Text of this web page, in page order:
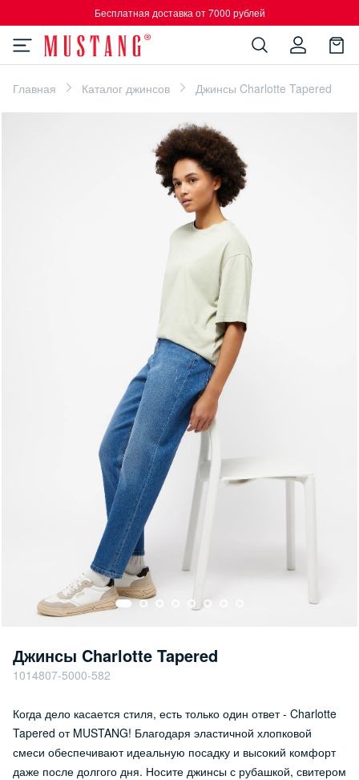
Бесплатная доставка от 7000 рублей
Главная Каталог джинсов Джинсы Charlotte Tapered
Джинсы Charlotte Tapered
1014807-5000-582
Когда дело касается стиля, есть только один ответ - Charlotte
Tapered от MUSTANG! Благодаря эластичной хлопковой
смеси обеспечивают идеальную посадку и высокий комфорт
даже после долгого дня. Носите джинсы с рубашкой, свитером